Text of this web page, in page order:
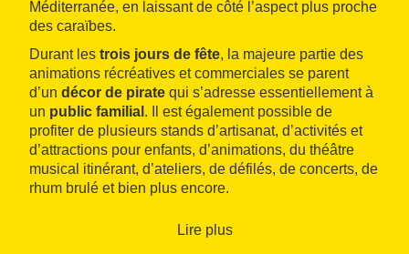
Méditerranée, en laissant de côté l’aspect plus proche
des caraïbes.
Durant les trois jours de fête, la majeure partie des
animations récréatives et commerciales se parent
d’un décor de pirate qui s’adresse essentiellement à
un public familial . Il est également possible de
profiter de plusieurs stands d’artisanat, d’activités et
d’attractions pour enfants, d’animations, du théâtre
musical itinérant, d’ateliers, de défilés, de concerts, de
rhum brulé et bien plus encore.
Lire plus